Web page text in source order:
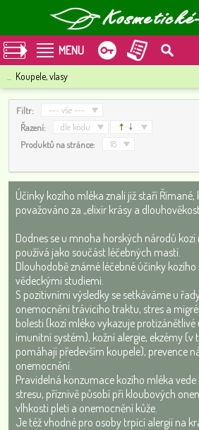
MENU
Koupele, vlasy
Filtr:
--- vše ---
Řazení:
dle kódu
Produktů na stránce:
18
Účinky kozího mléka znali již staří
považováno za „elixír krásy a
Dodnes se u mnoha horských národů
používá jako součást léčebných mastí.
Dlouhodobě známé léčebné účinky
vědeckými studiemi.
S pozitivními výsledky se setkáváme u
onemocnění trávicího traktu, stres a
bolesti (kozí mléko vykazuje
imunitní systém), kožní alergie, ekzémy
pomáhají především koupele), prevence
onemocnění.
Pravidelná konzumace kozího mléka vede
stresu, příznivě působí při kloubových
vlhkosti pleti a onemocnění kůže.
Je též vhodné pro osoby trpící alergií na